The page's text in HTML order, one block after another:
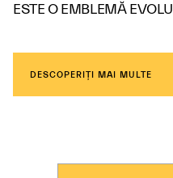
ESTE O EMBLEMĂ
DESCOPERIȚI MAI MULTE